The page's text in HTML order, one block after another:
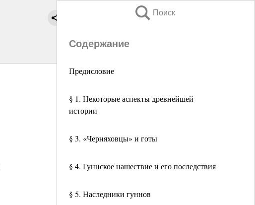
Поиск
Содержание
Предисловие
§ 1. Некоторые аспекты древнейшей
истории
§ 3. «Черняховцы» и готы
§ 4. Гуннское нашествие и его последствия
§ 5. Наследники гуннов